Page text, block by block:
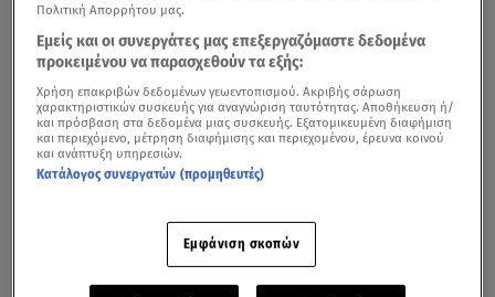
Πολιτική Απορρήτου μας.
Εμείς και οι συνεργάτες μας επεξεργαζόμαστε δεδομένα
προκειμένου να παρασχεθούν τα εξής:
Χρήση επακριβών δεδομένων γεωεντοπισμού. Ακριβής σάρωση
χαρακτηριστικών συσκευής για αναγνώριση ταυτότητας. Αποθήκευση ή/
και πρόσβαση στα δεδομένα μιας συσκευής. Εξατομικευμένη διαφήμιση
και περιεχόμενο, μέτρηση διαφήμισης και περιεχομένου, έρευνα κοινού
και ανάπτυξη υπηρεσιών.
Κατάλογος συνεργατών (προμηθευτές)
Εμφάνιση σκοπών